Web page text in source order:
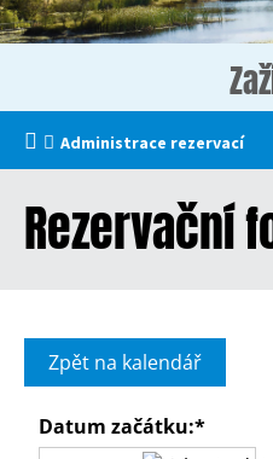
Administrace rezervací
Rezervační
Zpět na kalendář
Datum začátku:*